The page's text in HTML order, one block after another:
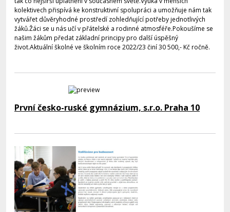
kolektivech přispívá ke konstruktivní spolupráci a umožňuje nám tak
vytvářet důvěryhodné prostředí zohledňující potřeby jednotlivých
žáků.Žáci se u nás učí v přátelské a rodinné atmosféře.Pokoušíme se
našim žákům předat základní principy pro další úspěšný
život.Aktuální školné ve školním roce 2022/23 činí 30 500,- Kč ročně.
První česko-ruské gymnázium, s.r.o. Praha 10